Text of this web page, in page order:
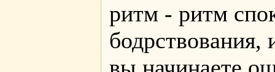
ритм - ритм
бодрствования,